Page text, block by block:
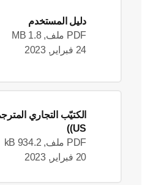
دليل المستخدم
PDF ملف, 1.8 MB
24 فبراير, 2023
الكتيّب التجاري المترجم
(US)
PDF ملف, 934.2 kB
20 فبراير, 2023